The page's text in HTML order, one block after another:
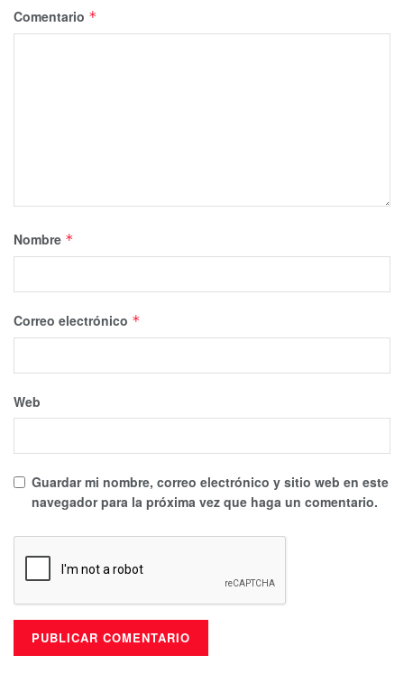
Comentario *
Nombre *
Correo electrónico *
Web
Guardar mi nombre, correo electrónico y sitio web en este
navegador para la próxima vez que haga un comentario.